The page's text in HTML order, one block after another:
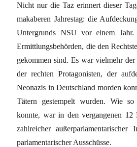
Nicht nur die Taz erinnert dieser
makaberen Jahrestag: die
Untergrunds NSU vor einem
Ermittlungsbehörden, die den
gekommen sind. Es war vielmehr
der rechten Protagonisten, der
Neonazis in Deutschland morden
Tätern gestempelt wurden. Wie
konnte, war in den vergangenen 12
zahlreicher außerparlamentarischer
parlamentarischer Ausschüsse.